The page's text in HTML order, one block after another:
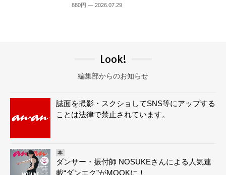
880円 — 2026.07.29
Look!
編集部からのお知らせ
誌面を撮影・スクショしてSNS等にアップする
ことは法律で禁止されています。
本
ダンサー・振付師 NOSUKEさんによる人気連
載“ダンエク”がMOOKに！